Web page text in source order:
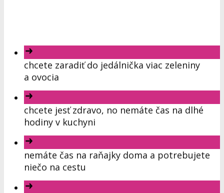
chcete zaradiť do jedálnička viac zeleniny
a ovocia
chcete jesť zdravo, no nemáte čas na dlhé
hodiny v kuchyni
nemáte čas na raňajky doma a potrebujete
niečo na cestu